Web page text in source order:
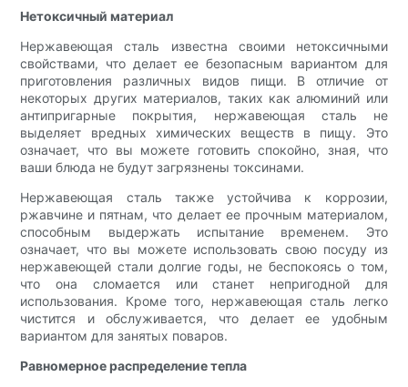
Нетоксичный материал
Нержавеющая сталь известна своими нетоксичными
свойствами, что делает ее безопасным вариантом для
приготовления различных видов пищи. В отличие от
некоторых других материалов, таких как алюминий или
антипригарные покрытия, нержавеющая сталь не
выделяет вредных химических веществ в пищу. Это
означает, что вы можете готовить спокойно, зная, что
ваши блюда не будут загрязнены токсинами.
Нержавеющая сталь также устойчива к коррозии,
ржавчине и пятнам, что делает ее прочным материалом,
способным выдержать испытание временем. Это
означает, что вы можете использовать свою посуду из
нержавеющей стали долгие годы, не беспокоясь о том,
что она сломается или станет непригодной для
использования. Кроме того, нержавеющая сталь легко
чистится и обслуживается, что делает ее удобным
вариантом для занятых поваров.
Равномерное распределение тепла